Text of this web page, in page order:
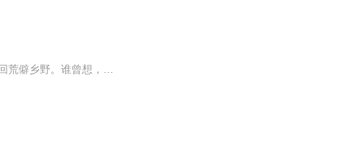
霓虹闪烁的现代都市暗巷中，一个巧舌如簧的街头浪子因骗局崩盘惨遭暴打，只得拖着残躯逃回荒僻乡野。谁曾想，一场意外竟让他觉醒失传千年的奇门秘术！昔日人人唾弃的骗子，转眼执掌玄机，以凡人之智破局修真风云。他运筹帷幄间扭转乾坤，都市豪门俯首称臣...